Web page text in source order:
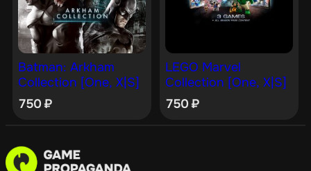
Batman: Arkham
Collection [One, X|S]
750₽
LEGO Marvel
Collection [One, X|S]
750₽